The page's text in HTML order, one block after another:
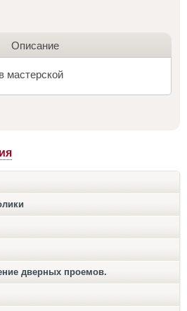
Описание
мастерской
дверных проемов.